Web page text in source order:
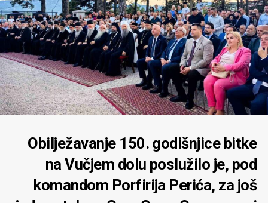
Obilježavanje 150. godišnjice bitke
na Vučjem dolu poslužilo je, pod
komandom Porfirija Perića, za još